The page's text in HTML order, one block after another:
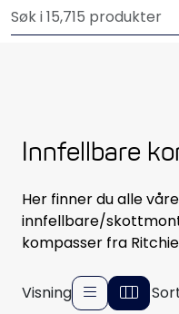
Skip to main content
Innfellbare
Her finner du alle våre
innfellbare/
kompasser fra
Visning
Motordeler
Propeller